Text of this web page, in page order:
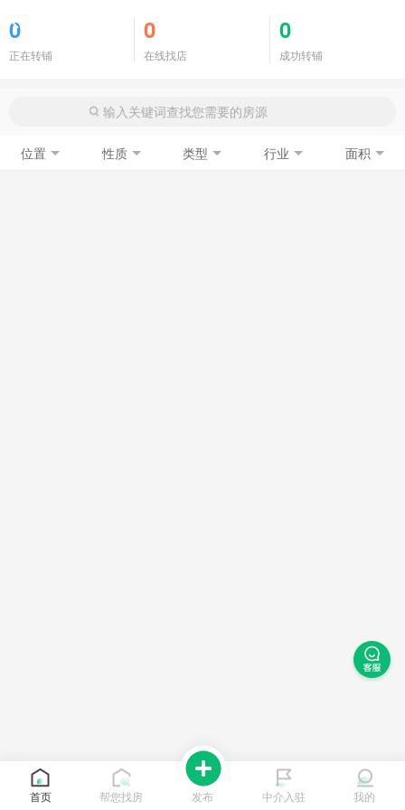
0
正在转铺
0
在线找店
0
成功转铺
位置 性质 类型 行业 面积
首页 帮您找房 发布 中介入驻 我的